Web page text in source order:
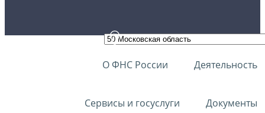
О ФНС России Деятельность
Сервисы и госуслуги Документы